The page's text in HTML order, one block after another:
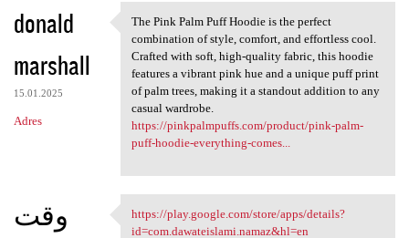
donald
marshall
15.01.2025
Adres
The Pink Palm Puff Hoodie is
The Pink Palm Puff Hoodie is the perfect
combination of style, comfort, and effortless cool.
Crafted with soft, high-quality fabric, this hoodie
features a vibrant pink hue and a unique puff print
of palm trees, making it a standout addition to any
casual wardrobe.
https://pinkpalmpuffs.com/product/pink-palm-
puff-hoodie-everything-comes...
وقت https://play.google.com/store
https://play.google.com/store/apps/details?
id=com.dawateislami.namaz&hl=en